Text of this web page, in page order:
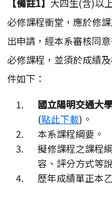
必修課程衝堂，應於修
出申請，經本系審核同
必修課程，並須於成績
件如下：
國立陽明交通大
(點此下載)。
本系課程綱要。
擬修課程之課程
容、評分方式等
歷年成績單正本